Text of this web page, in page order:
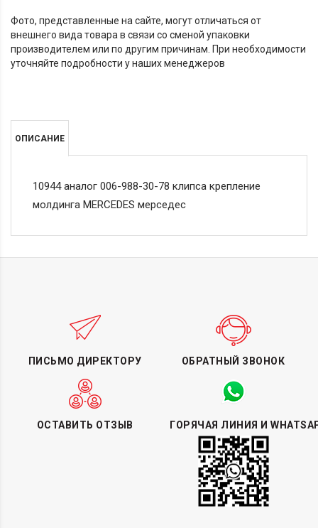
Фото, представленные на сайте, могут отличаться от
внешнего вида товара в связи со сменой упаковки
производителем или по другим причинам. При необходимости
уточняйте подробности у наших менеджеров
ОПИСАНИЕ
10944 аналог 006-988-30-78 клипса крепление
молдинга MERCEDES мерседес
ПИСЬМО ДИРЕКТОРУ ОБРАТНЫЙ ЗВОНОК
ОСТАВИТЬ ОТЗЫВ ГОРЯЧАЯ ЛИНИЯ И